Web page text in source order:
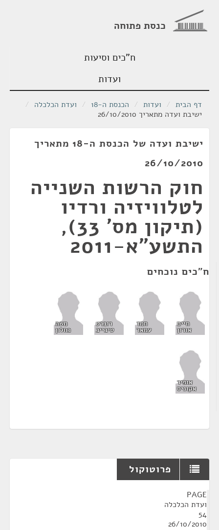
כנסת פתוחה
ח"כים וסיעות
ועדות
דף הבית / ועדות / הכנסת ה-18 / ועדת הכלכלה /
ישיבת ועדה מתאריך 26/10/2010
ישיבת ועדה של הכנסת ה-18 מתאריך
26/10/2010
חוק הרשות השנייה
לטלוויזיה ורדיו
(תיקון מס' 33),
התשע"א-2011
ח"כים נוכחים
חיים
אורון
חמד
עמאר
רוברט
טיבייב
משה
כחלון
אופיר
אקוניס
פרוטוקול
PAGE
ועדת הכלכלה
54
26/10/2010